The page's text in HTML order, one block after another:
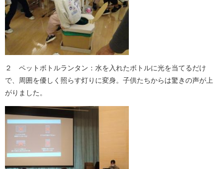
２ ペットボトルランタン：水を入れたボトルに光を当てるだけ
で、周囲を優しく照らす灯りに変身。子供たちからは驚きの声が上
がりました。